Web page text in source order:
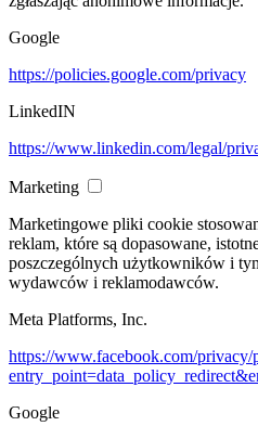
Google
https://policies.google.com/privacy
LinkedIN
https://www.linkedin.com/legal/
Marketing
Marketingowe pliki cookie
reklam, które są dopasowane,
poszczególnych użytkowników i
wydawców i reklamodawców.
Meta Platforms, Inc.
https://www.facebook.com/privacy/
Google